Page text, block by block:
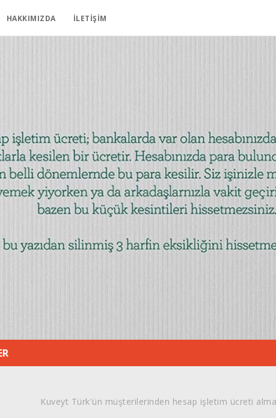
HAKKIMIZDA İLETIŞIM
Kuveyt Türk'ün müşterilerinden hesap işletim ücreti